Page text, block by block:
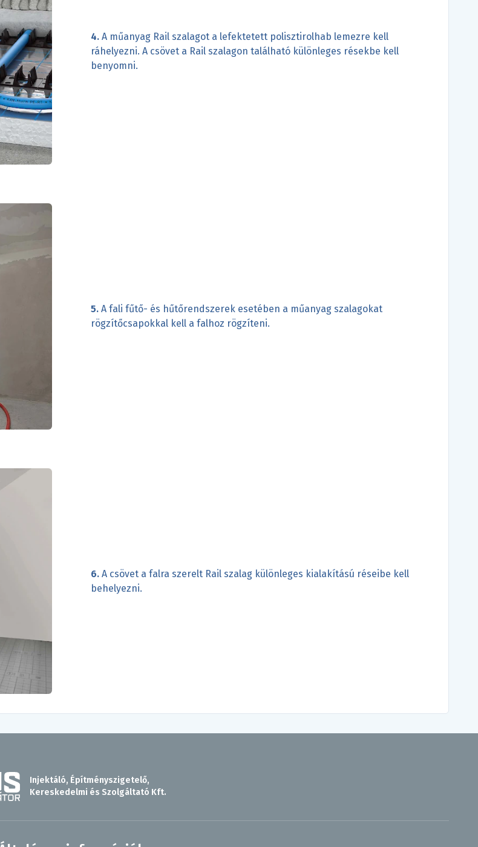
4. A műanyag Rail szalagot a lefektetett polisztirolhab lemezre kell
ráhelyezni. A csövet a Rail szalagon található különleges résekbe kell
benyomni.
5. A fali fűtő- és hűtőrendszerek esetében a műanyag szalagokat
rögzítőcsapokkal kell a falhoz rögzíteni.
6. A csövet a falra szerelt Rail szalag különleges kialakítású réseibe kell
behelyezni.
Injektáló, Építményszigetelő,
Kereskedelmi és Szolgáltató Kft.